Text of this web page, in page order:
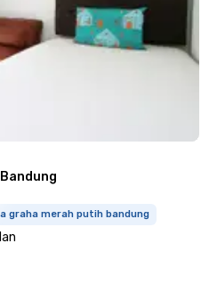
graha merah putih bandung